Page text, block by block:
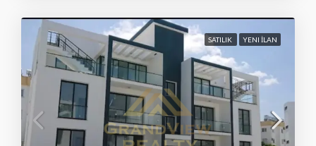
SATILIK YENI İLAN